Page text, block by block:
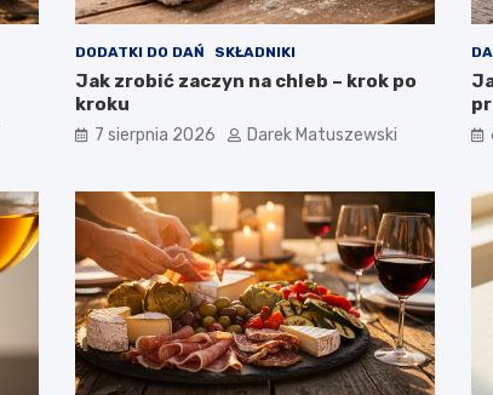
DODATKI DO DAŃ SKŁADNIKI
Jak zrobić zaczyn na chleb – krok po
kroku
7 sierpnia 2026 Darek Matuszewski